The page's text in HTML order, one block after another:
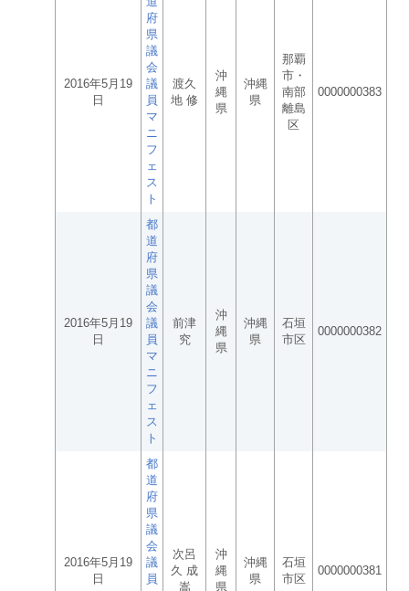
2016年5月19
日
府
県
議
会
議
員
マ
ニ
フ
ェ
ス
ト
渡久
地 修
沖
縄
県
沖縄
県
那覇
市・
南部
離島
区
0000000383
2016年5月19
日
都
道
府
県
議
会
議
員
マ
ニ
フ
ェ
ス
ト
前津
究
沖
縄
県
沖縄
県
石垣
市区
0000000382
2016年5月19
日
都
道
府
県
議
会
議
員
次呂
久 成
嵩
沖
縄
県
沖縄
県
石垣
市区
0000000381